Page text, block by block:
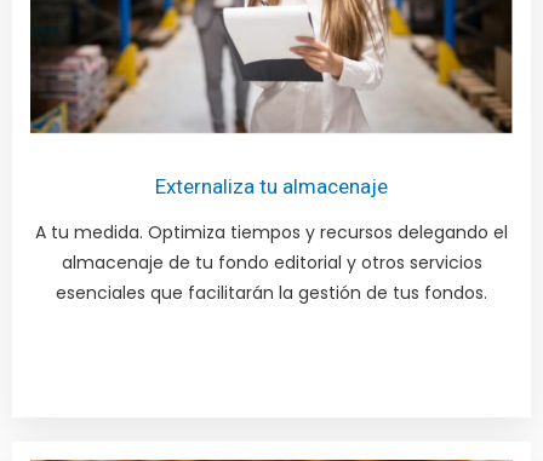
Externaliza tu almacenaje
A tu medida. Optimiza tiempos y recursos delegando el
almacenaje de tu fondo editorial y otros servicios
esenciales que facilitarán la gestión de tus fondos.